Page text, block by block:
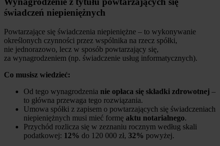
świadczeń niepieniężnych
Powtarzające się świadczenia niepieniężne – to wykonywanie
określonych czynności przez wspólnika na rzecz spółki,
nie jednorazowo, lecz w sposób powtarzający się,
za wynagrodzeniem (np. świadczenie usług informatycznych).
Co musisz wiedzieć:
Od tego wynagrodzenia nie opłaca się składki zdrowotnej –
to główna przewaga tego rozwiązania.
Umowa spółki z zapisem o powtarzających się świadczeniach
niepieniężnych musi mieć formę aktu notarialnego.
Przychód rozlicza się w zeznaniu rocznym według skali
podatkowej: 12% do 120 000 zł, 32% powyżej.